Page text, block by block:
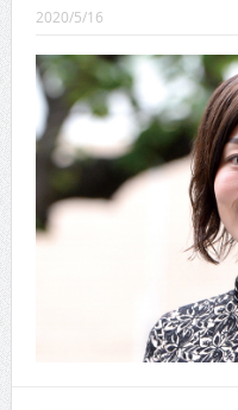
CINEMA×STYLE 287号
CINEMA×STYLE 286号
CINEMA×STYLE 285号
CINEMA×STYLE 294号
2020/5/16